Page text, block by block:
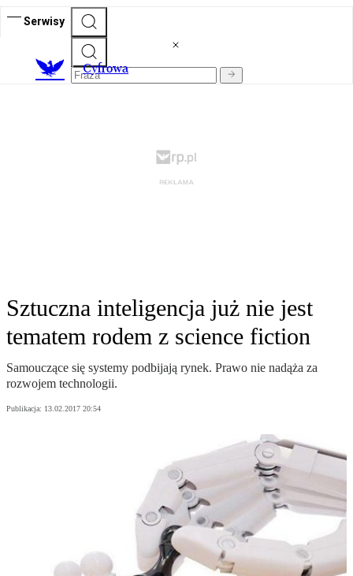
Serwisy
Cyfrowa
Sztuczna inteligencja już nie jest
tematem rodem z science fiction
Samouczące się systemy podbijają rynek. Prawo nie nadąża za
rozwojem technologii.
Publikacja: 13.02.2017 20:54